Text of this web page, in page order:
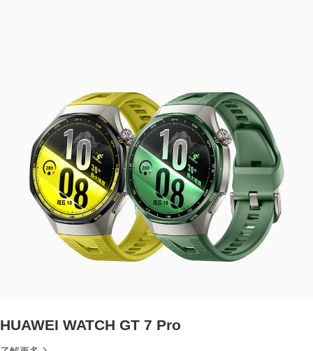
HUAWEI WATCH GT 7 Pro